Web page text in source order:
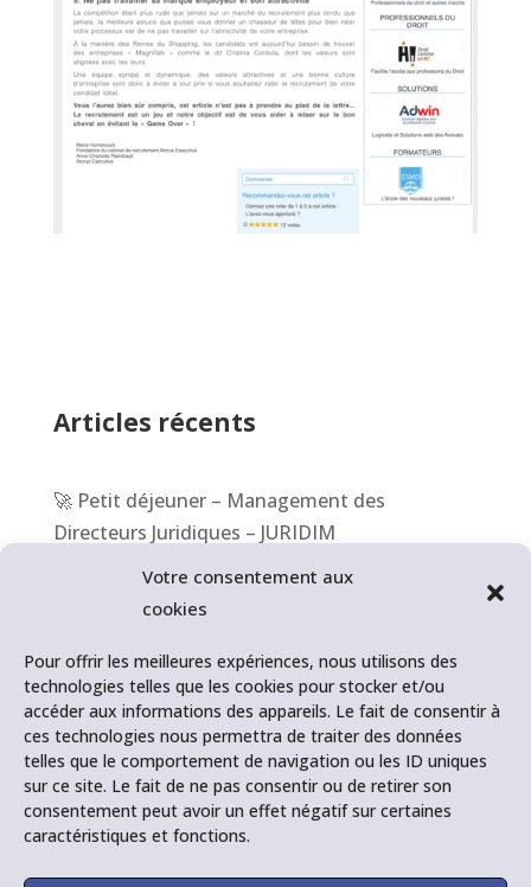
Votre consentement aux
cookies
Pour offrir les meilleures expériences, nous utilisons des
technologies telles que les cookies pour stocker et/ou
accéder aux informations des appareils. Le fait de consentir à
ces technologies nous permettra de traiter des données
telles que le comportement de navigation ou les ID uniques
sur ce site. Le fait de ne pas consentir ou de retirer son
consentement peut avoir un effet négatif sur certaines
caractéristiques et fonctions.
Articles récents
🚀 Petit déjeuner – Management des
Directeurs Juridiques – JURIDIM
🎥 BFM Business – BFM Entreprise – Les Outils
RH
💪 Les inégalités Hommes/Femmes – Journée
Internationale des Droits des femmes
🚀 Journée Internationale des Droits des